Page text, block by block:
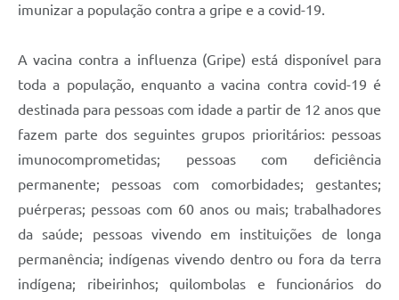
imunizar a população contra a gripe e a covid-19.
A vacina contra a influenza (Gripe) está disponível para
toda a população, enquanto a vacina contra covid-19 é
destinada para pessoas com idade a partir de 12 anos que
fazem parte dos seguintes grupos prioritários: pessoas
imunocomprometidas; pessoas com deficiência
permanente; pessoas com comorbidades; gestantes;
puérperas; pessoas com 60 anos ou mais; trabalhadores
da saúde; pessoas vivendo em instituições de longa
permanência; indígenas vivendo dentro ou fora da terra
indígena; ribeirinhos; quilombolas e funcionários do